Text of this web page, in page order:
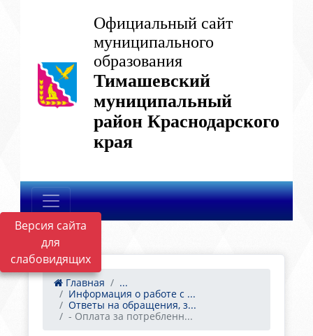
Версия сайта
для
слабовидящих
Официальный сайт
муниципального
образования
Тимашевский
муниципальный
район Краснодарского
края
Главная
...
Информация о работе с ...
Ответы на обращения, з...
- Оплата за потребленн...